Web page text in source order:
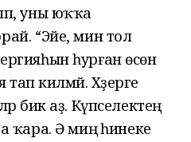
уны юҡҡа
“Эйе, мин тол
һурған өсөн
тап килмәй. Хәҙерге
бик аҙ. Күпселектең
ҡара. Ә миңә һинеке